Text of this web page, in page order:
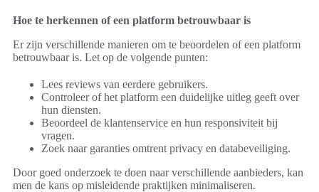
Hoe te herkennen of een platform betrouwbaar is
Er zijn verschillende manieren om te beoordelen of een platform
betrouwbaar is. Let op de volgende punten:
Lees reviews van eerdere gebruikers.
Controleer of het platform een duidelijke uitleg geeft over
hun diensten.
Beoordeel de klantenservice en hun responsiviteit bij
vragen.
Zoek naar garanties omtrent privacy en databeveiliging.
Door goed onderzoek te doen naar verschillende aanbieders, kan
men de kans op misleidende praktijken minimaliseren.